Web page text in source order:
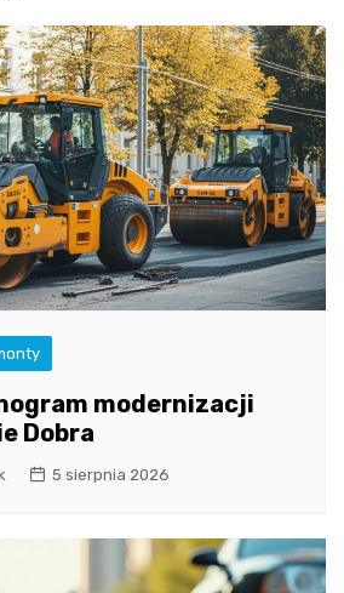
modernizacji
Dobra
5 sierpnia 2026